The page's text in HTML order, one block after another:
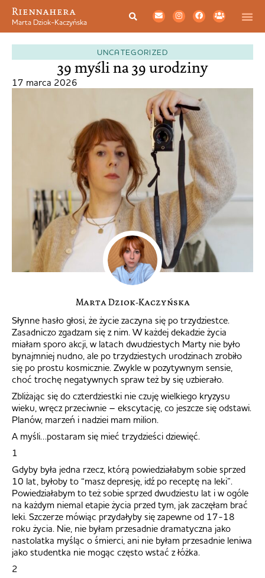
Riennahera
Marta Dziok-Kaczyńska
UNCATEGORIZED
39 myśli na 39 urodziny
17 marca 2026
Marta Dziok-Kaczyńska
Słynne hasło głosi, że życie zaczyna się po trzydziestce.
Zasadniczo zgadzam się z nim. W każdej dekadzie życia
miałam sporo akcji, w latach dwudziestych Marty nie było
bynajmniej nudno, ale po trzydziestych urodzinach zrobiło
się po prostu kosmicznie. Zwykle w pozytywnym sensie,
choć trochę negatywnych spraw też by się uzbierało.
Zbliżając się do czterdziestki nie czuję wielkiego kryzysu
wieku, wręcz przeciwnie – ekscytację, co jeszcze się odstawi.
Planów, marzeń i nadziei mam milion.
A myśli…postaram się mieć trzydzieści dziewięć.
1
Gdyby była jedna rzecz, którą powiedziałabym sobie sprzed
10 lat, byłoby to “masz depresję, idź po receptę na leki”.
Powiedziałabym to też sobie sprzed dwudziestu lat i w ogóle
na każdym niemal etapie życia przed tym, jak zaczęłam brać
leki. Szczerze mówiąc przydałyby się zapewne od 17-18
roku życia. Nie, nie byłam przesadnie dramatyczna jako
nastolatka myśląc o śmierci, ani nie byłam przesadnie leniwa
jako studentka nie mogąc często wstać z łóżka.
2